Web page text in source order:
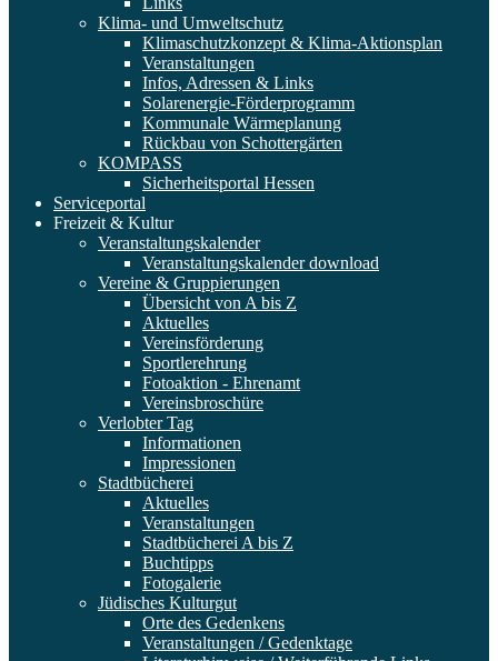
Klima- und Umweltschutz
Klimaschutzkonzept & Klima-Aktionsplan
Veranstaltungen
Infos, Adressen & Links
Solarenergie-Förderprogramm
Kommunale Wärmeplanung
Rückbau von Schottergärten
KOMPASS
Sicherheitsportal Hessen
Serviceportal
Freizeit & Kultur
Veranstaltungskalender
Veranstaltungskalender download
Vereine & Gruppierungen
Übersicht von A bis Z
Aktuelles
Vereinsförderung
Sportlerehrung
Fotoaktion - Ehrenamt
Vereinsbroschüre
Verlobter Tag
Informationen
Impressionen
Stadtbücherei
Aktuelles
Veranstaltungen
Stadtbücherei A bis Z
Buchtipps
Fotogalerie
Jüdisches Kulturgut
Orte des Gedenkens
Veranstaltungen / Gedenktage